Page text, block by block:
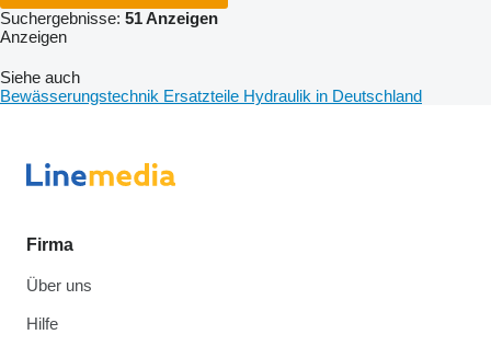
Suchergebnisse: 51 Anzeigen
Anzeigen
Siehe auch
Bewässerungstechnik Ersatzteile Hydraulik in Deutschland
Firma
Über uns
Hilfe